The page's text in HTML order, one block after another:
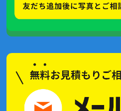
2021年7月(4記事)
2021年5月(2記事)
2021年4月(2記事)